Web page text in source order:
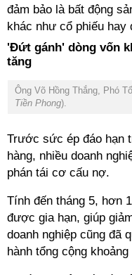
đảm bảo là bất động
khác như cổ phiếu hay
'Đứt gánh' dòng vốn
tăng
Ông Võ Hồng Thắng, Phó
Tiền Phong).
Trước sức ép đáo hạn
hàng, nhiều doanh
phán tái cơ cấu nợ.
Tính đến tháng 5, hơn
được gia hạn, giúp
doanh nghiệp cũng đã
hành tổng cộng